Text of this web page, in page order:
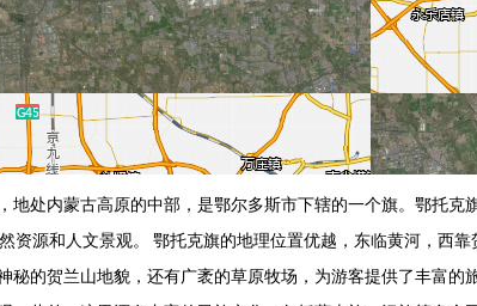
地处内蒙古高原的中部，是鄂尔多斯市下辖的一个旗。鄂托克
源和人文景观。 鄂托克旗的地理位置优越，东临黄河，西
的贺兰山地貌，还有广袤的草原牧场，为游客提供了丰富的